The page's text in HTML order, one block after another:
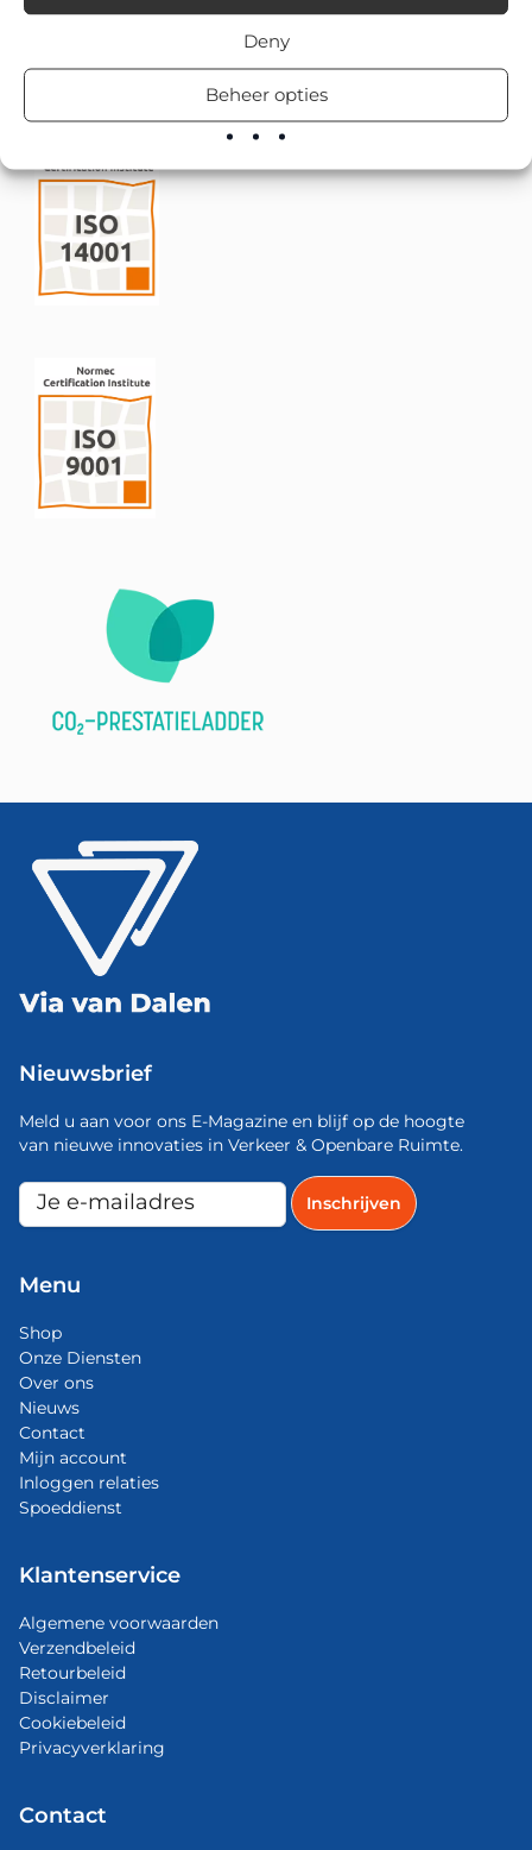
Deny
Beheer opties
Nieuwsbrief
Meld u aan voor ons E-Magazine en blijf op de hoogte
van nieuwe innovaties in Verkeer & Openbare Ruimte.
Menu
Shop
Onze Diensten
Over ons
Nieuws
Contact
Mijn account
Inloggen relaties
Spoeddienst
Klantenservice
Algemene voorwaarden
Verzendbeleid
Retourbeleid
Disclaimer
Cookiebeleid
Privacyverklaring
Contact